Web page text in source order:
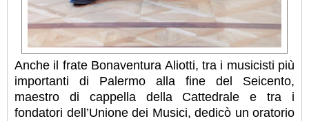
Anche il frate Bonaventura Aliotti, tra i musicisti più
importanti di Palermo alla fine del Seicento,
maestro di cappella della Cattedrale e tra i
fondatori dell’Unione dei Musici, dedicò un oratorio